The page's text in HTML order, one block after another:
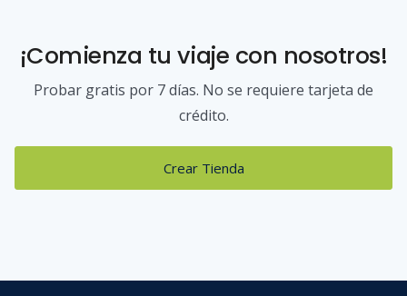
¡Comienza tu viaje con nosotros!
Probar gratis por 7 días. No se requiere tarjeta de
crédito.
Crear Tienda